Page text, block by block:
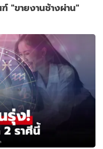
"ขายงานช้างผ่าน"